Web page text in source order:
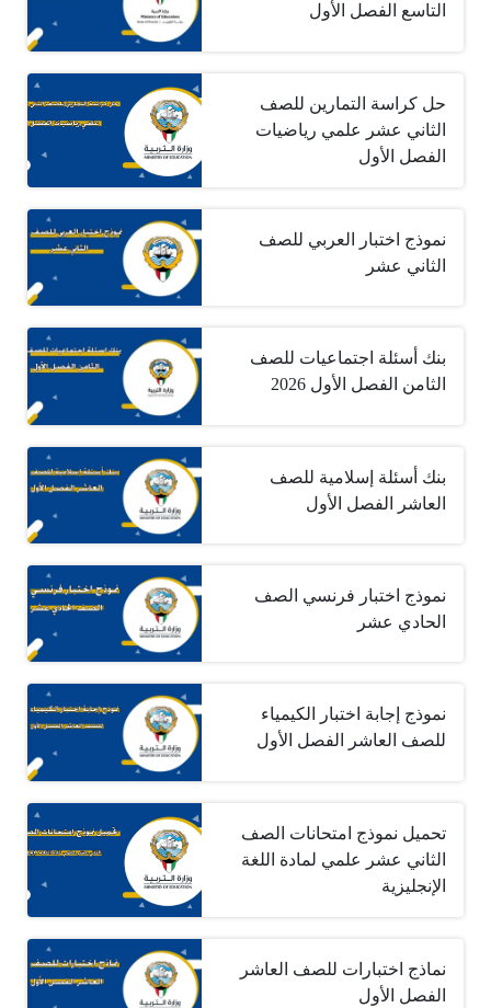
التاسع الفصل الأول
حل كراسة التمارين للصف
الثاني عشر علمي رياضيات
الفصل الأول
نموذج اختبار العربي للصف
الثاني عشر
بنك أسئلة اجتماعيات للصف
الثامن الفصل الأول 2026
بنك أسئلة إسلامية للصف
العاشر الفصل الأول
نموذج اختبار فرنسي الصف
الحادي عشر
نموذج إجابة اختبار الكيمياء
للصف العاشر الفصل الأول
تحميل نموذج امتحانات الصف
الثاني عشر علمي لمادة اللغة
الإنجليزية
نماذج اختبارات للصف العاشر
الفصل الأول